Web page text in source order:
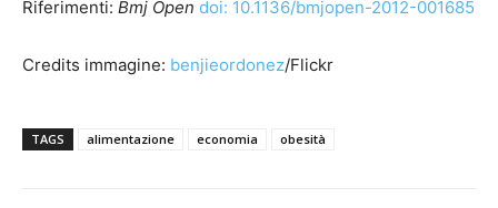
Riferimenti: Bmj Open doi: 10.1136/bmjopen-2012-001685
Credits immagine: benjieordonez/Flickr
TAGS alimentazione economia obesità